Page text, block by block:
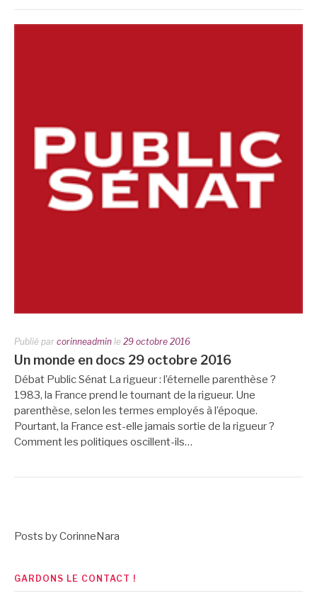
Publié par corinneadmin le 29 octobre 2016
Un monde en docs 29 octobre 2016
Débat Public Sénat La rigueur : l’éternelle parenthèse ?
1983, la France prend le tournant de la rigueur. Une
parenthèse, selon les termes employés à l’époque.
Pourtant, la France est-elle jamais sortie de la rigueur ?
Comment les politiques oscillent-ils…
Posts by CorinneNara
GARDONS LE CONTACT !